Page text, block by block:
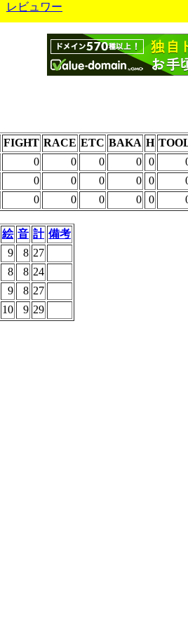
レビュワー
FIGHT RACE ETC BAKA H
0 0 0 0 0
0 0 0 0 0
0 0 0 0 0
絵 音 計 備考
9 8 27
8 8 24
9 8 27
10 9 29